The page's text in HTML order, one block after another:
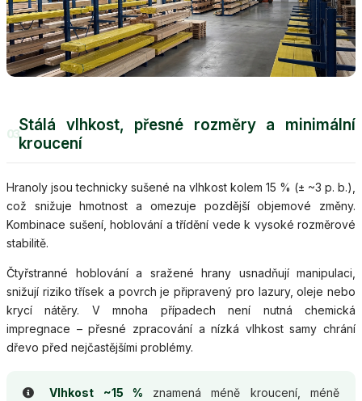
03Stálá vlhkost, přesné rozměry a minimální
kroucení
Hranoly jsou technicky sušené na vlhkost kolem 15 % (± ~3 p. b.),
což snižuje hmotnost a omezuje pozdější objemové změny.
Kombinace sušení, hoblování a třídění vede k vysoké rozměrové
stabilitě.
Čtyřstranné hoblování a sražené hrany usnadňují manipulaci,
snižují riziko třísek a povrch je připravený pro lazury, oleje nebo
krycí nátěry. V mnoha případech není nutná chemická
impregnace – přesné zpracování a nízká vlhkost samy chrání
dřevo před nejčastějšími problémy.
Vlhkost ~15 % znamená méně kroucení, méně